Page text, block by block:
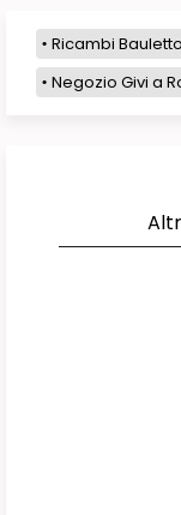
Ricambi
Negozio Givi a